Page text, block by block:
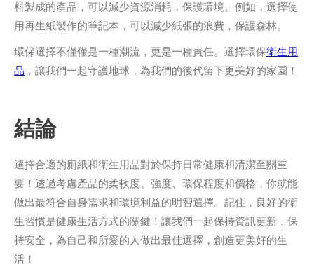
料製成的產品，可以減少資源消耗，保護環境。例如，選擇使
用再生紙製作的筆記本，可以減少紙張的浪費，保護森林。
環保選擇不僅僅是一種潮流，更是一種責任。選擇環保衛生用
品 ，讓我們一起守護地球，為我們的後代留下更美好的家園！
結論
選擇合適的廁紙和衛生用品對於保持日常健康和清潔至關重
要！透過考慮產品的柔軟度、強度、環保程度和價格，你就能
做出最符合自身需求和環境利益的明智選擇。記住，良好的衛
生習慣是健康生活方式的關鍵！讓我們一起保持資訊更新，保
持安全，為自己和所愛的人做出最佳選擇，創造更美好的生
活！